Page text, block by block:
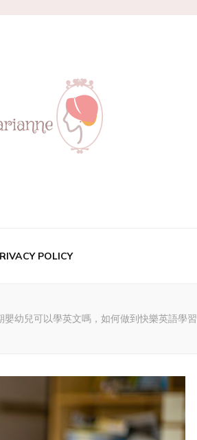
POLICY
嬰幼兒可以學英文嗎，如何做到快樂英語學習